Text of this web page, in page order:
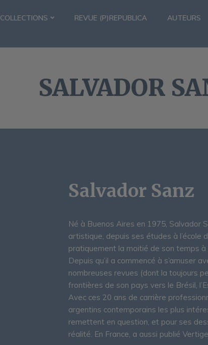
COLLECTIONS REVUE (P)REPUBLICA AUTEURS
SALVADOR
Salvador Sanz
Né à Buenos Aires en 1975, Salvador
artistique, depuis ses études à l’école
pratiquement la moitié de son temps à
Depuis qu’il a commencé à s’amuser
nombreuses revues (dont la toujours
frontières de son pays vers le Brésil,
Avec ces 20 ans de carrière
argentins contemporains les plus
remettent en question, et pour ses
réalité. En France, a aussi publié